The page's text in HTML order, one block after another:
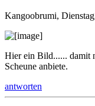
Kangoobrumi,
Hier ein Bild...... damit
Scheune anbiete.
antworten